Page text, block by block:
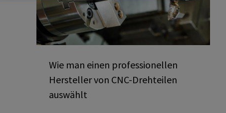
Wie man einen professionellen
Hersteller von CNC-Drehteilen
auswählt